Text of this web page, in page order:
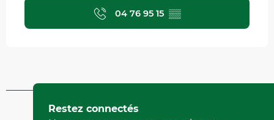
04 76 95 15 ▒▒
Mis à jour le 08 avril 2026 à 15:46
par Office Municipal de Tourisme de Villard-de-Lans
Restez connectés